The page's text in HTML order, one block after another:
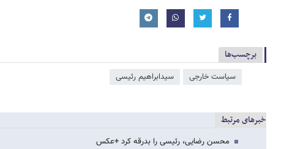
برچسب‌ها
سیاست خارجی سیدابراهیم رئیسی
خبرهای مرتبط
محسن رضایی، رئیسی را بدرقه کرد +عکس